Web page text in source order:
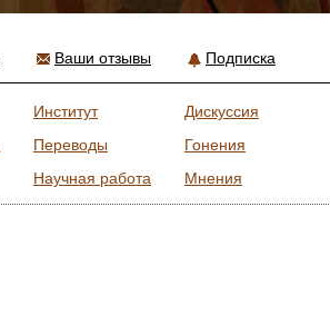
Ваши отзывы Подписка
Институт
Переводы
Научная работа
Дискуссия
Гонения
Мнения